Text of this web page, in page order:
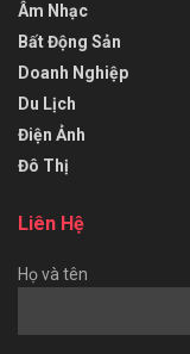
Âm Nhạc
Bất Động Sản
Doanh Nghiệp
Du Lịch
Điện Ảnh
Đô Thị
Liên Hệ
Họ và tên